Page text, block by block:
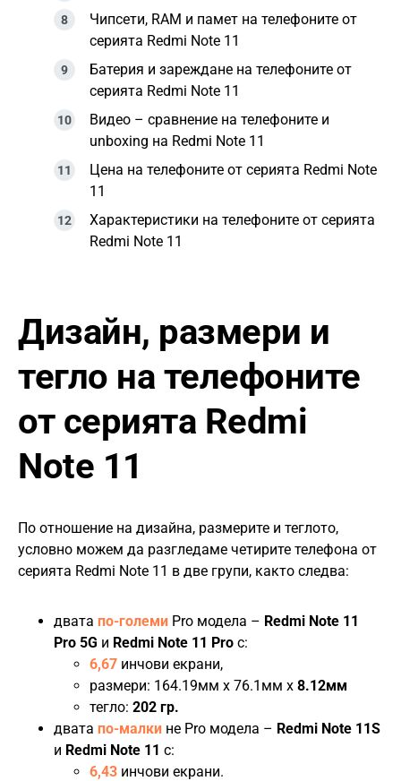
Чипсети, RAM и памет на телефоните от
серията Redmi Note 11
Батерия и зареждане на телефоните от
серията Redmi Note 11
Видео – сравнение на телефоните и
unboxing на Redmi Note 11
Цена на телефоните от серията Redmi Note
11
Характеристики на телефоните от серията
Redmi Note 11
Дизайн, размери и
тегло на телефоните
от серията Redmi
Note 11
По отношение на дизайна, размерите и теглото,
условно можем да разгледаме четирите телефона от
серията Redmi Note 11 в две групи, както следва:
двата по-големи Pro модела – Redmi Note 11
Pro 5G и Redmi Note 11 Pro с:
6,67 инчови екрани,
размери: 164.19мм x 76.1мм x 8.12мм
тегло: 202 гр.
двата по-малки не Pro модела – Redmi Note 11S
и Redmi Note 11 с:
6,43 инчови екрани.